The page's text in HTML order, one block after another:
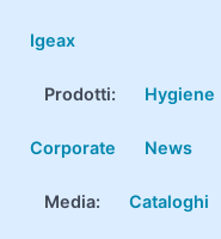
Igeax
Prodotti: Hygiene
Corporate News
Media: Cataloghi